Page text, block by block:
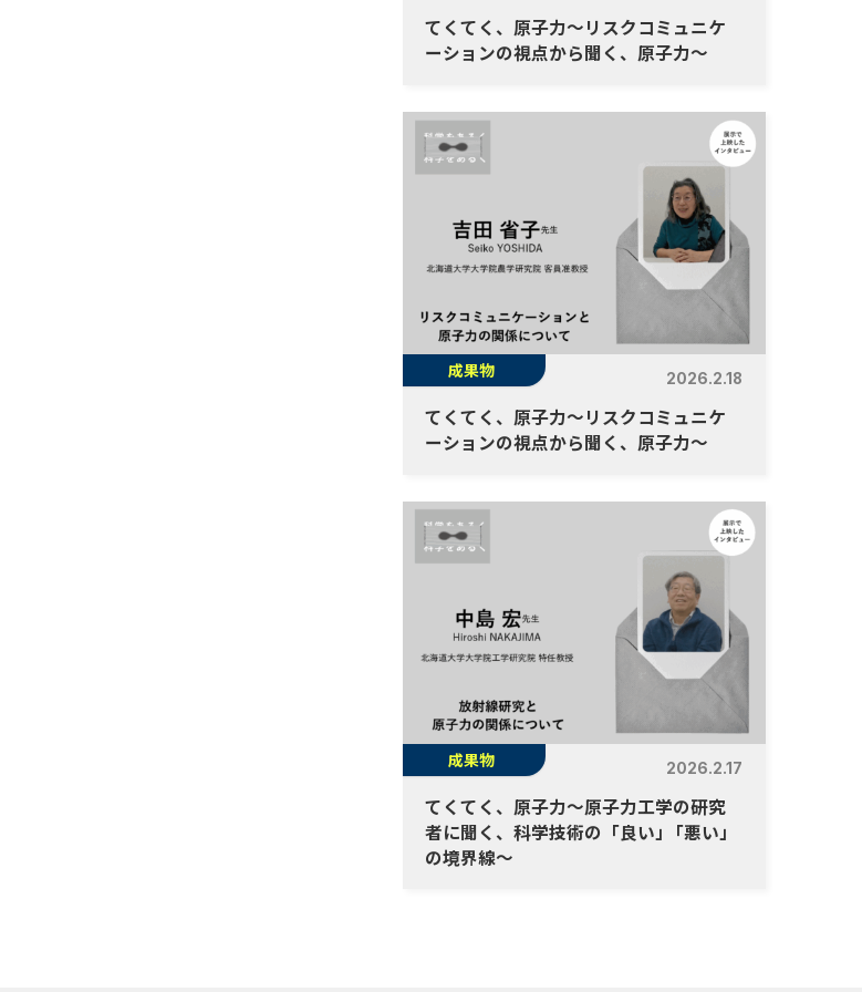
てくてく、原子力～リスクコミュニケ
ーションの視点から聞く、原子力～
成果物 2026.2.18
てくてく、原子力～リスクコミュニケ
ーションの視点から聞く、原子力～
成果物 2026.2.17
てくてく、原子力～原子力工学の研究
者に聞く、科学技術の「良い」
「悪い」
の境界線～